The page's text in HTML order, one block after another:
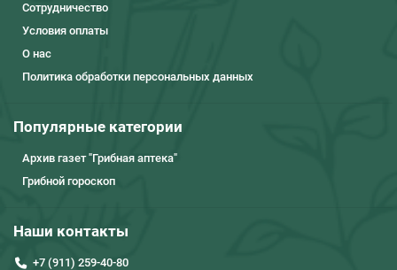
Сотрудничество
Условия оплаты
О нас
Политика обработки персональных данных
Популярные категории
Архив газет "Грибная аптека"
Грибной гороскоп
Наши контакты
+7 (911) 259-40-80